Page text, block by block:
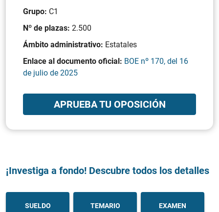
Grupo: C1
Nº de plazas: 2.500
Ámbito administrativo: Estatales
Enlace al documento oficial: BOE nº 170, del 16
de julio de 2025
APRUEBA TU OPOSICIÓN
¡Investiga a fondo! Descubre todos los detalles
SUELDO TEMARIO EXAMEN